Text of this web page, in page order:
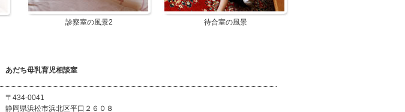
診察室の風景2 待合室の風景
あだち母乳育児相談室
〒434-0041
静岡県浜松市浜北区平口２６０８